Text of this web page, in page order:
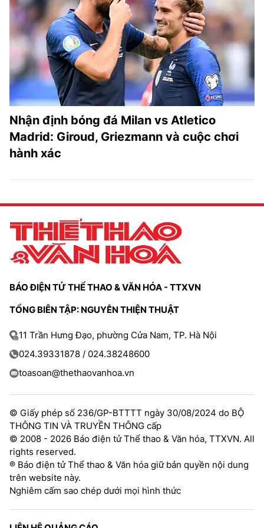
TRA CỨU PHƯỜNG XÃ
CỐNG HIẾN
BÙI XUÂN PHÁI
TIỆN ÍCH
LIÊN HỆ QUẢNG CÁO
Hotline: 0981.119.189
MẠNG XÃ HỘI
Nhận định bóng đá Milan vs Atletico
Madrid: Giroud, Griezmann và cuộc chơi
hành xác
BÁO ĐIỆN TỬ THỂ THAO & VĂN HÓA - TTXVN
TỔNG BIÊN TẬP: NGUYỄN THIỆN THUẬT
11 Trần Hưng Đạo, phường Cửa Nam, TP. Hà Nội
024.39331878 / 024.38248600
toasoan@thethaovanhoa.vn
© Giấy phép số 236/GP-BTTTT ngày 30/08/2024 do BỘ
THÔNG TIN VÀ TRUYỀN THÔNG cấp
© 2008 - 2026 Báo điện tử Thể thao & Văn hóa, TTXVN. All
rights reserved.
® Báo điện tử Thể thao & Văn hóa giữ bản quyền nội dung
trên website này.
Nghiêm cấm sao chép dưới mọi hình thức